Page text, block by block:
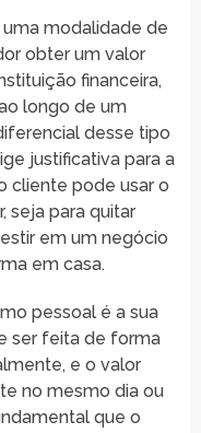
modalidade de
obter um valor
financeira,
longo de um
desse tipo
justificativa para a
cliente pode usar o
seja para quitar
em um negócio
em casa.
pessoal é a sua
ser feita de forma
e o valor
no mesmo dia ou
que o